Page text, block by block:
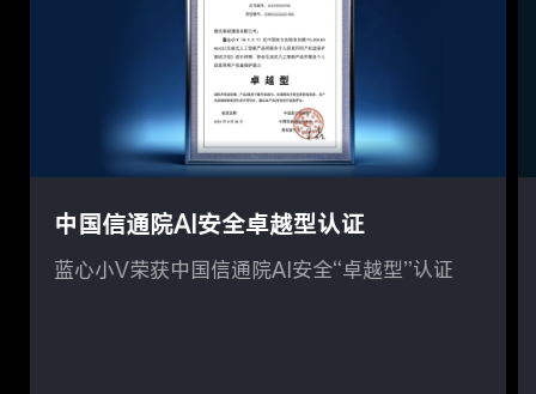
中国信通院AI安全卓越型认证
蓝心小V荣获中国信通院AI安全“卓越型”认证